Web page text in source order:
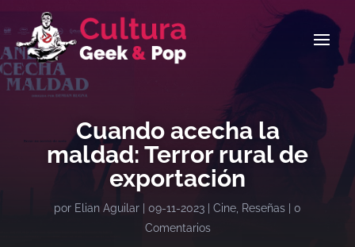
Cuando acecha la
maldad: Terror rural de
exportación
por Elian Aguilar 09-11-2023 Cine Reseñas
0
Comentarios